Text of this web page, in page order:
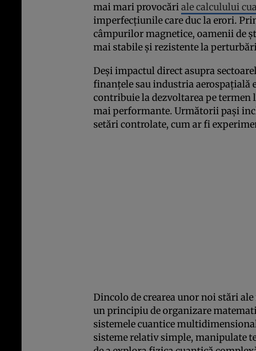
mai mari provocăriale calculului
imperfecțiunile care duc la erori.
câmpurilor magnetice, oamenii de
mai stabile și rezistente la
Deși impactul direct asupra
finanțele sau industria aerospațială
contribuie la dezvoltarea pe
mai performante. Următorii pași
setări controlate, cum ar fi
Dincolo de crearea unor noi stări
un principiu de organizare
sistemele cuantice
sisteme relativ simple, manipulate